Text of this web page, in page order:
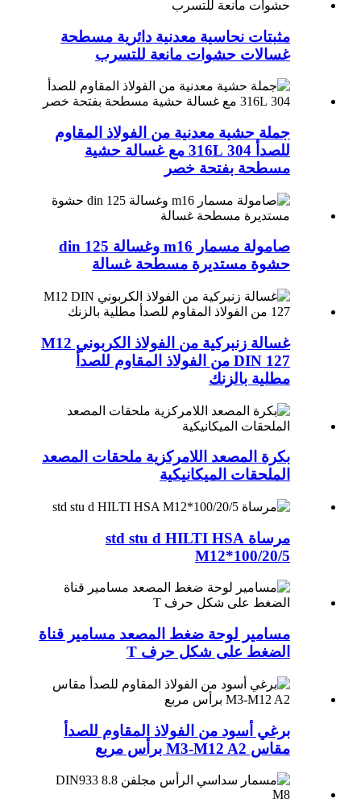
مثبتات نحاسية معدنية دائرية مسطحة
غسالات حشوات مانعة للتسرب
جملة حشية معدنية من الفولاذ المقاوم
للصدأ 304 316L مع غسالة حشية
مسطحة بفتحة خصر
صامولة مسمار m16 وغسالة din 125
حشوة مستديرة مسطحة غسالة
غسالة زنبركية من الفولاذ الكربوني M12
DIN 127 من الفولاذ المقاوم للصدأ
مطلية بالزنك
بكرة المصعد اللامركزية ملحقات المصعد
الملحقات الميكانيكية
مرساة std stu d HILTI HSA
M12*100/20/5
مسامير لوحة ضغط المصعد مسامير قناة
الضغط على شكل حرف T
برغي أسود من الفولاذ المقاوم للصدأ
مقاس M3-M12 A2 برأس مربع